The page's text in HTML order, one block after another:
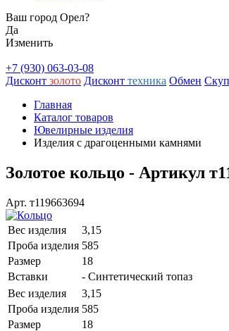
Ваш город Орел?
Да
Изменить
+7 (930) 063-03-08
Дисконт золото Дисконт техника Обмен
Главная
Каталог товаров
Ювелирные изделия
Изделия с драгоценными камнями
Золотое кольцо - Артикул
Арт. т119663694
Вес изделия
3,15
Проба изделия 585
Размер
18
Вставки
- Синтетический топаз
Вес изделия
3,15
Проба изделия 585
Размер
18